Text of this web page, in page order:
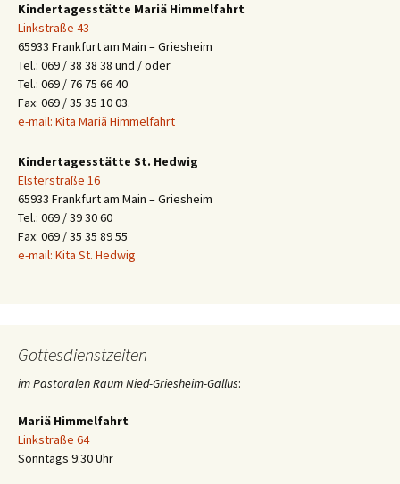
Kindertagesstätte Mariä Himmelfahrt
Linkstraße 43
65933 Frankfurt am Main – Griesheim
Tel.: 069 / 38 38 38 und / oder
Tel.: 069 / 76 75 66 40
Fax: 069 / 35 35 10 03.
e-mail: Kita Mariä Himmelfahrt
Kindertagesstätte St. Hedwig
Elsterstraße 16
65933 Frankfurt am Main – Griesheim
Tel.: 069 / 39 30 60
Fax: 069 / 35 35 89 55
e-mail: Kita St. Hedwig
Gottesdienstzeiten
im Pastoralen Raum Nied-Griesheim-Gallus:
Mariä Himmelfahrt
Linkstraße 64
Sonntags 9:30 Uhr